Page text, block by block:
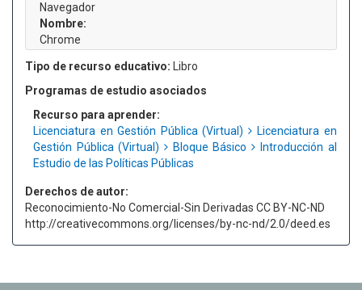
Navegador
Nombre:
Chrome
Tipo de recurso educativo: Libro
Programas de estudio asociados
Recurso para aprender:
Licenciatura en Gestión Pública (Virtual)
Licenciatura en
Gestión Pública (Virtual)
Bloque Básico
Introducción al
Estudio de las Políticas Públicas
Derechos de autor:
Reconocimiento-No Comercial-Sin Derivadas CC BY-NC-ND
http://creativecommons.org/licenses/by-nc-nd/2.0/deed.es